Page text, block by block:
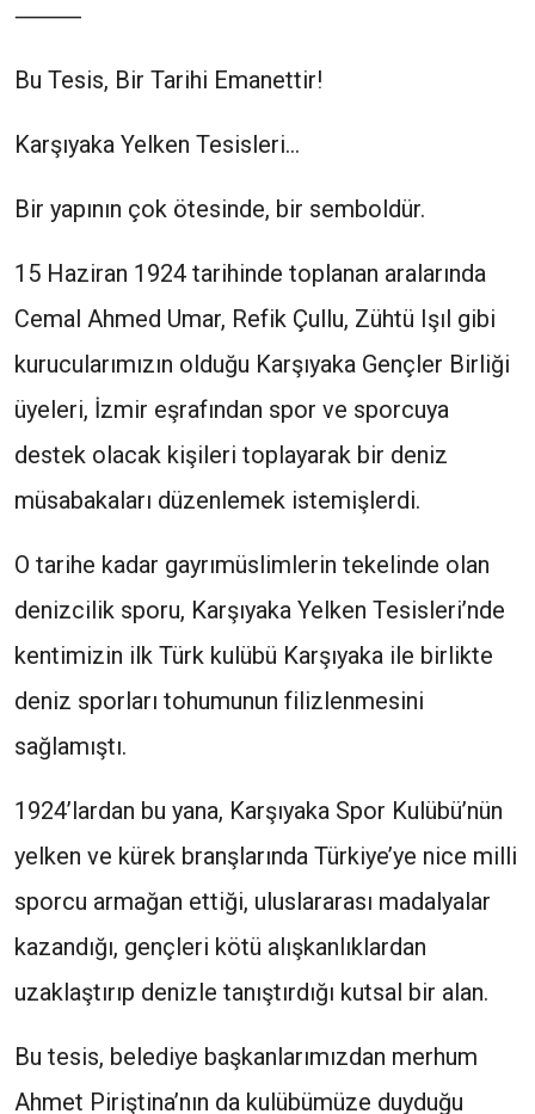
⸻
Bu Tesis, Bir Tarihi Emanettir!
Karşıyaka Yelken Tesisleri…
Bir yapının çok ötesinde, bir semboldür.
15 Haziran 1924 tarihinde toplanan aralarında
Cemal Ahmed Umar, Refik Çullu, Zühtü Işıl gibi
kurucularımızın olduğu Karşıyaka Gençler Birliği
üyeleri, İzmir eşrafından spor ve sporcuya
destek olacak kişileri toplayarak bir deniz
müsabakaları düzenlemek istemişlerdi.
O tarihe kadar gayrımüslimlerin tekelinde olan
denizcilik sporu, Karşıyaka Yelken Tesisleri’nde
kentimizin ilk Türk kulübü Karşıyaka ile birlikte
deniz sporları tohumunun filizlenmesini
sağlamıştı.
1924’lardan bu yana, Karşıyaka Spor Kulübü’nün
yelken ve kürek branşlarında Türkiye’ye nice milli
sporcu armağan ettiği, uluslararası madalyalar
kazandığı, gençleri kötü alışkanlıklardan
uzaklaştırıp denizle tanıştırdığı kutsal bir alan.
Bu tesis, belediye başkanlarımızdan merhum
Ahmet Piriştina’nın da kulübümüze duyduğu